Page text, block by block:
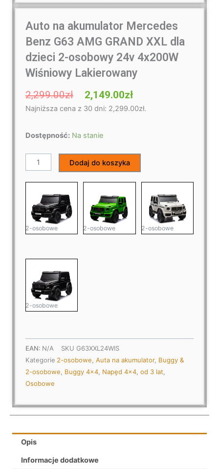
Auto na akumulator Mercedes
Benz G63 AMG GRAND XXL dla
dzieci 2-osobowy 24v 4x200W
Wiśniowy Lakierowany
2,299.00zł
Pierwotna
cena
2,299.00zł.
2,149.00złAktualna
cena
Najniższa cena z 30 dni: 2,299.00zł.
Dostępność: Na stanie
ilość
akumulator
Mercedes
G63
AMG
GRAND
osobowy
24v
4x200W
Dodaj do koszyka
2-osobowe 2-osobowe 2-osobowe
2-osobowe
EAN: N/A SKU G63XXL24WIS
Kategorie 2-osobowe Auta na akumulator, Buggy &
2-osobowe
Buggy 4x4 Napęd 4x4 od 3 lat
Osobowe
Opis
Informacje dodatkowe